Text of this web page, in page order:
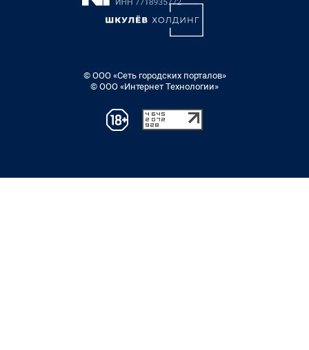
© ООО «Сеть городских порталов»
© ООО «Интернет Технологии»